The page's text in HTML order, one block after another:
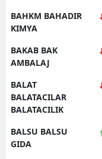
BAHKM BAHADIR
KIMYA
BAKAB BAK
AMBALAJ
BALAT
BALATACILAR
BALATACILIK
BALSU BALSU
GIDA